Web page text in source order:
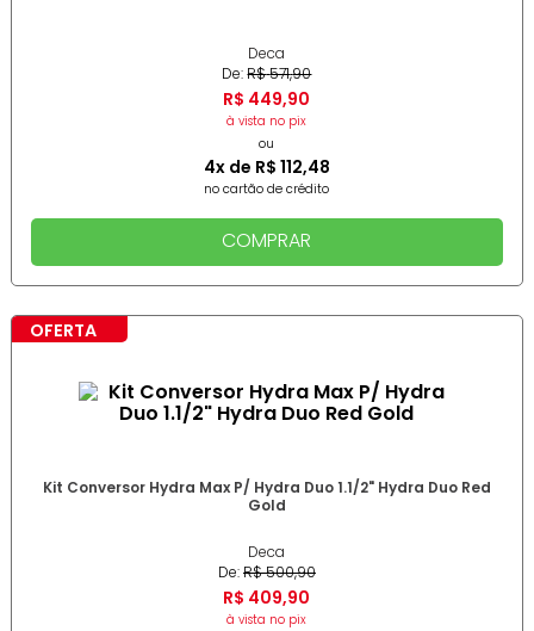
Deca
De:R$571,90
R$ 449,90
à vista no pix
ou
4x de R$ 112,48
no cartão de crédito
COMPRAR
OFERTA
Kit Conversor Hydra Max P/ Hydra Duo 1.1/2" Hydra Duo Red
Gold
Deca
De:R$500,90
R$ 409,90
à vista no pix